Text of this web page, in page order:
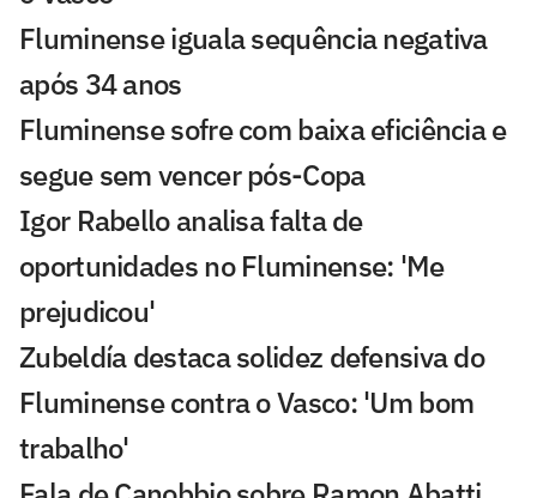
Fluminense iguala sequência negativa
após 34 anos
Fluminense sofre com baixa eficiência e
segue sem vencer pós-Copa
Igor Rabello analisa falta de
oportunidades no Fluminense: 'Me
prejudicou'
Zubeldía destaca solidez defensiva do
Fluminense contra o Vasco: 'Um bom
trabalho'